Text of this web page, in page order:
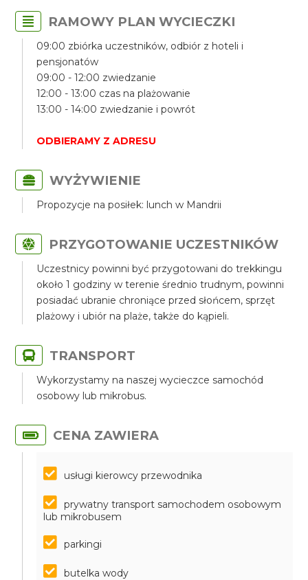
RAMOWY PLAN WYCIECZKI
09:00 zbiórka uczestników, odbiór z hoteli i
pensjonatów
09:00 - 12:00 zwiedzanie
12:00 - 13:00 czas na plażowanie
13:00 - 14:00 zwiedzanie i powrót
ODBIERAMY Z ADRESU
WYŻYWIENIE
Propozycje na posiłek: lunch w Mandrii
PRZYGOTOWANIE UCZESTNIKÓW
Uczestnicy powinni być przygotowani do trekkingu
około 1 godziny w terenie średnio trudnym, powinni
posiadać ubranie chroniące przed słońcem, sprzęt
plażowy i ubiór na plaże, także do kąpieli.
TRANSPORT
Wykorzystamy na naszej wycieczce samochód
osobowy lub mikrobus.
CENA ZAWIERA
usługi kierowcy przewodnika
prywatny transport samochodem osobowym
lub mikrobusem
parkingi
butelka wody